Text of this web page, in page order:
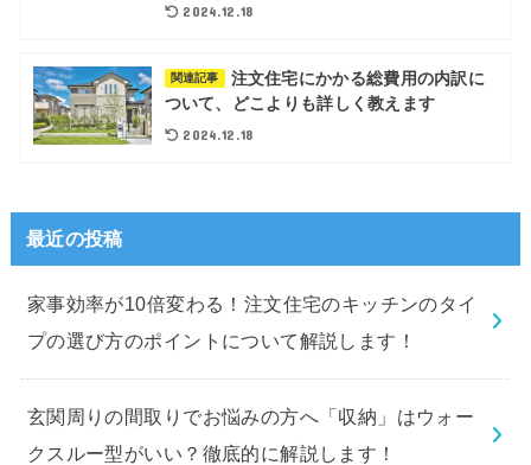
2024.12.18
関連記事
注文住宅にかかる総費用の内訳に
ついて、どこよりも詳しく教えます
2024.12.18
最近の投稿
家事効率が10倍変わる！注文住宅のキッチンのタイ
プの選び方のポイントについて解説します！
玄関周りの間取りでお悩みの方へ「収納」はウォー
クスルー型がいい？徹底的に解説します！